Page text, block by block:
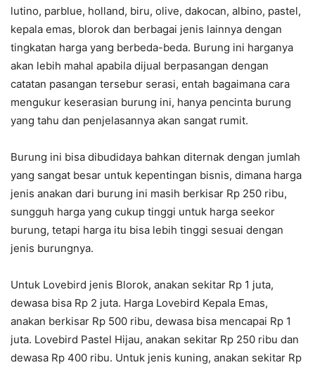
lutino, parblue, holland, biru, olive, dakocan, albino, pastel,
kepala emas, blorok dan berbagai jenis lainnya dengan
tingkatan harga yang berbeda-beda. Burung ini harganya
akan lebih mahal apabila dijual berpasangan dengan
catatan pasangan tersebur serasi, entah bagaimana cara
mengukur keserasian burung ini, hanya pencinta burung
yang tahu dan penjelasannya akan sangat rumit.
Burung ini bisa dibudidaya bahkan diternak dengan jumlah
yang sangat besar untuk kepentingan bisnis, dimana harga
jenis anakan dari burung ini masih berkisar Rp 250 ribu,
sungguh harga yang cukup tinggi untuk harga seekor
burung, tetapi harga itu bisa lebih tinggi sesuai dengan
jenis burungnya.
Untuk Lovebird jenis Blorok, anakan sekitar Rp 1 juta,
dewasa bisa Rp 2 juta. Harga Lovebird Kepala Emas,
anakan berkisar Rp 500 ribu, dewasa bisa mencapai Rp 1
juta. Lovebird Pastel Hijau, anakan sekitar Rp 250 ribu dan
dewasa Rp 400 ribu. Untuk jenis kuning, anakan sekitar Rp